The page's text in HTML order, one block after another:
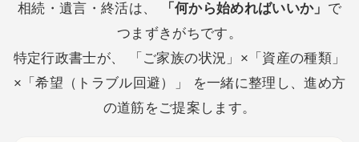
相続・遺言・終活は、 「何から始めればいいか」 で
つまずきがちです。
特定行政書士が、 「ご家族の状況」×「資産の種類」
×「希望（トラブル回避）」 を一緒に整理し、進め方
の道筋をご提案します。